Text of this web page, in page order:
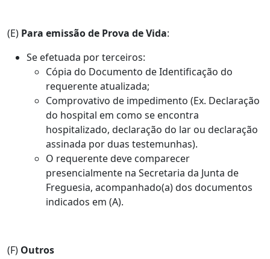
(E) Para emissão de Prova de Vida:
Se efetuada por terceiros:
Cópia do Documento de Identificação do
requerente atualizada;
Comprovativo de impedimento (Ex. Declaração
do hospital em como se encontra
hospitalizado, declaração do lar ou declaração
assinada por duas testemunhas).
O requerente deve comparecer
presencialmente na Secretaria da Junta de
Freguesia, acompanhado(a) dos documentos
indicados em (A).
(F) Outros